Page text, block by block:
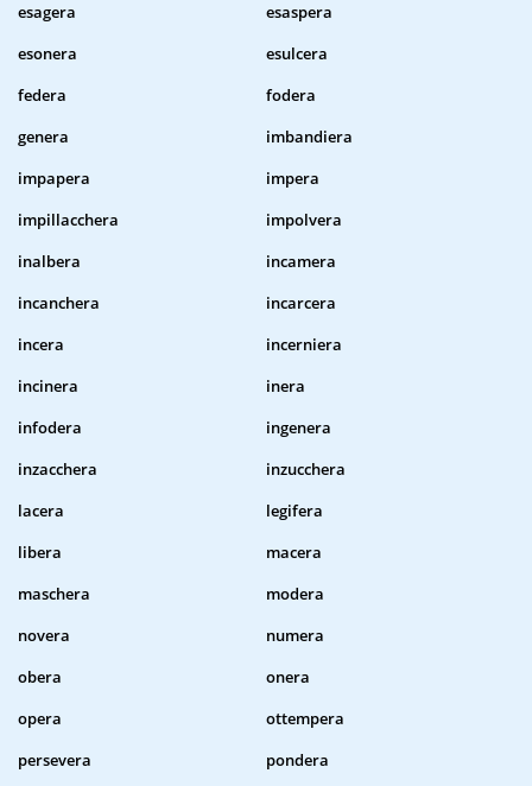
esagera
esaspera
esonera
esulcera
federa
fodera
genera
imbandiera
impapera
impera
impillacchera
impolvera
inalbera
incamera
incanchera
incarcera
incera
incerniera
incinera
inera
infodera
ingenera
inzacchera
inzucchera
lacera
legifera
libera
macera
maschera
modera
novera
numera
obera
onera
opera
ottempera
persevera
pondera